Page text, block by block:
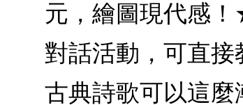
元，繪圖現代
對話活動，可直
古典詩歌可以這麼